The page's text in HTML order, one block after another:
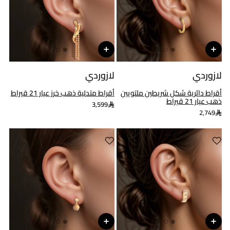
لازوردي
أقراط دائرية شكل شريطين ملتويين
ذهب عيار 21 قيراط
2,749
لازوردي
أقراط متدلية ذهب خرز عيار 21 قيراط
3,599